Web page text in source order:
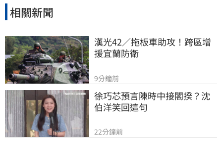
相關新聞
漢光42／拖板車助攻！跨區增
援宜蘭防衛
9分鐘前
徐巧芯預言陳時中接閣揆？沈
伯洋笑回這句
22分鐘前